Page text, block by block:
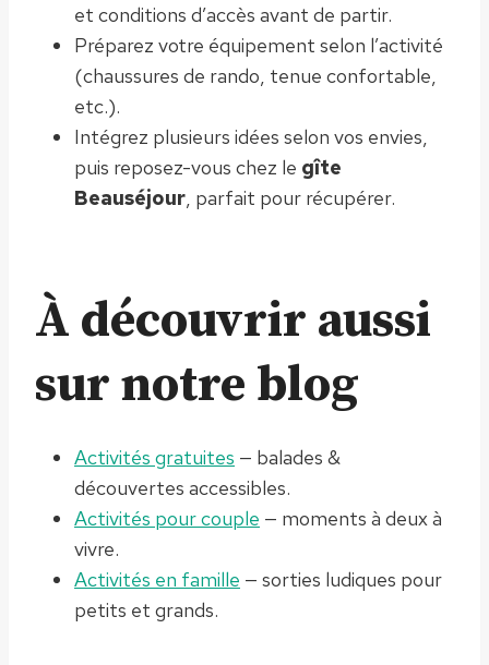
et conditions d’accès avant de partir.
Préparez votre équipement selon l’activité
(chaussures de rando, tenue confortable,
etc.).
Intégrez plusieurs idées selon vos envies,
puis reposez-vous chez le gîte
Beauséjour, parfait pour récupérer.
À découvrir aussi
sur notre blog
Activités gratuites — balades &
découvertes accessibles.
Activités pour couple — moments à deux à
vivre.
Activités en famille — sorties ludiques pour
petits et grands.